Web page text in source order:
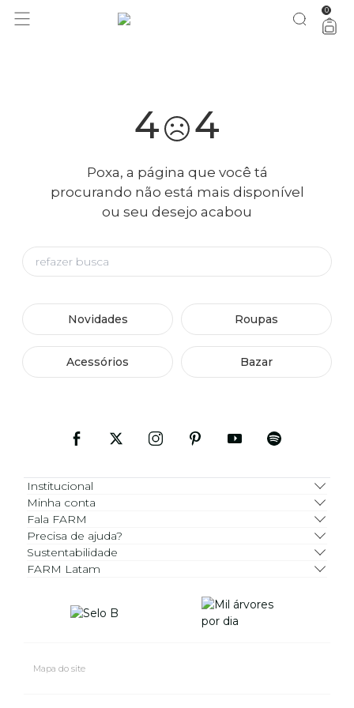
você merece 30% OFF pra comemorar com a gente aproveita! 0
4 4
Poxa, a página que você tá
procurando não está mais disponível
ou seu desejo acabou
Novidades Roupas
Acessórios Bazar
Institucional
Minha conta
Fala FARM
Precisa de ajuda?
Sustentabilidade
FARM Latam
Mapa do site